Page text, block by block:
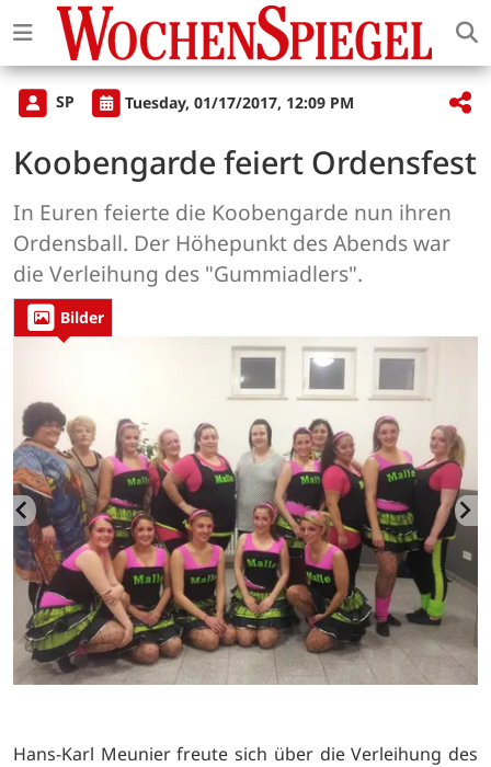
SP Tuesday, 01/17/2017, 12:09 PM
Koobengarde feiert Ordensfest
In Euren feierte die Koobengarde nun ihren
Ordensball. Der Höhepunkt des Abends war
die Verleihung des "Gummiadlers".
Bilder
Hans-Karl Meunier freute sich über die Verleihung des